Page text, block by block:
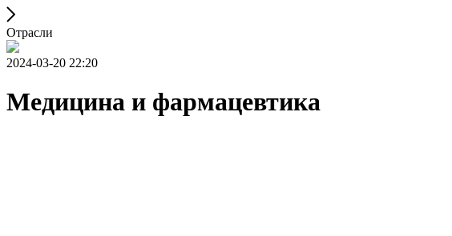
Отрасли
2024-03-20 22:20
Медицина и фармацевтика